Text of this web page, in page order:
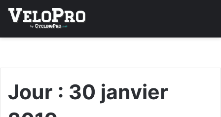
Jour : 30 janvier